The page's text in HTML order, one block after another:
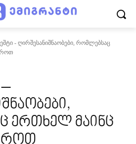
- ღირშესანიშნაობები, რომლებსაც
ერთხელ მაინც